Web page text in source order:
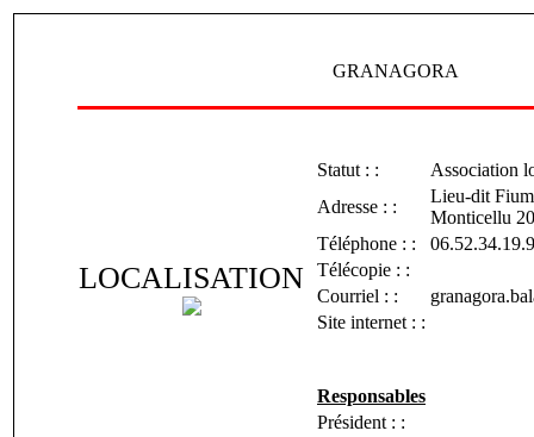
GRANAGORA
LOCALISATION
Statut : :
Association
Adresse : :
Lieu-dit
Monticellu
Téléphone : :
Télécopie : :
Courriel : :
Site internet : :
Responsables
Président : :